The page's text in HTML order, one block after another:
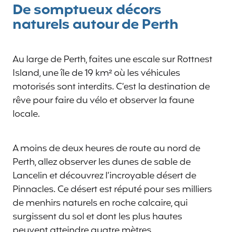
De somptueux décors
naturels autour de Perth
Au large de Perth, faites une escale sur Rottnest
Island, une île de 19 km² où les véhicules
motorisés sont interdits. C’est la destination de
rêve pour faire du vélo et observer la faune
locale.
A moins de deux heures de route au nord de
Perth, allez observer les dunes de sable de
Lancelin et découvrez l’incroyable désert de
Pinnacles. Ce désert est réputé pour ses milliers
de menhirs naturels en roche calcaire, qui
surgissent du sol et dont les plus hautes